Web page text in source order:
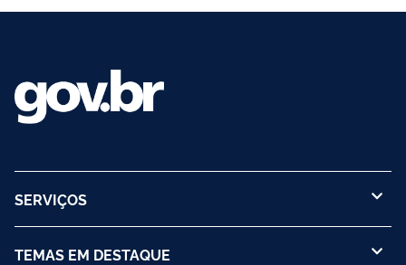
de antecedência.
SERVIÇOS
TEMAS EM DESTAQUE